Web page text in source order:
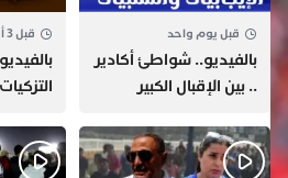
قبل يوم واحد
بالفيديو.. شواطئ أكادير
.. بين الإقبال الكبير
الازدحام وغلاء الكراء
قبل 3 أيام
وقصة